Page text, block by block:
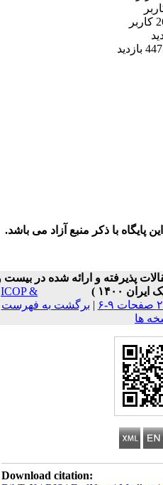
با ذکر منبع آزاد می باشد.
مقالات پذیرفته و ارائه شده در بیست و
۱۴۰۰ )
ICOP &
| برگشت به فهرست
ها
Download citation: